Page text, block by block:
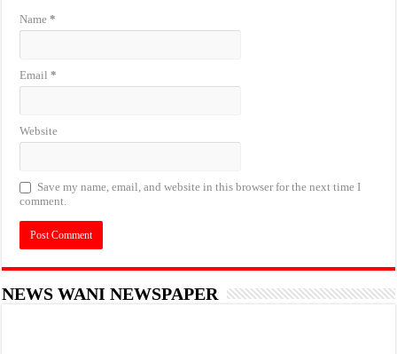
Name*
Email*
Website
Save my name, email, and website in this browser for the next time I
comment.
NEWS WANI NEWSPAPER